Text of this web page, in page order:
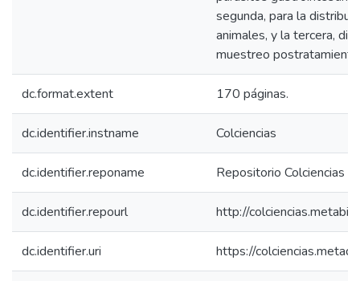
segunda, para la
animales, y la tercera,
muestreo
dc.format.extent 170 páginas.
dc.identifier.instname Colciencias
dc.identifier.reponame Repositorio Colciencias
dc.identifier.repourl http://
dc.identifier.uri https://